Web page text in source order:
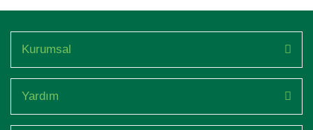
Kurumsal
Yardım